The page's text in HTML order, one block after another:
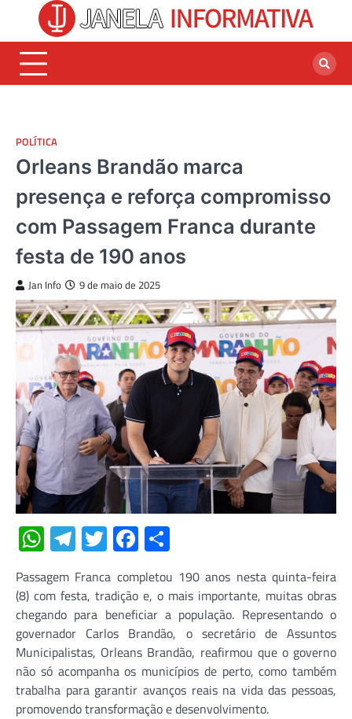
content
POLÍTICA
Orleans Brandão marca
presença e reforça compromisso
com Passagem Franca durante
festa de 190 anos
Jan Info 9 de maio de 2025
WhatsApp
Telegram
TwitterFacebook
Passagem Franca completou 190 anos nesta quinta-feira
(8) com festa, tradição e, o mais importante, muitas obras
chegando para beneficiar a população. Representando o
governador Carlos Brandão, o secretário de Assuntos
Municipalistas, Orleans Brandão, reafirmou que o governo
não só acompanha os municípios de perto, como também
trabalha para garantir avanços reais na vida das pessoas,
promovendo transformação e desenvolvimento.